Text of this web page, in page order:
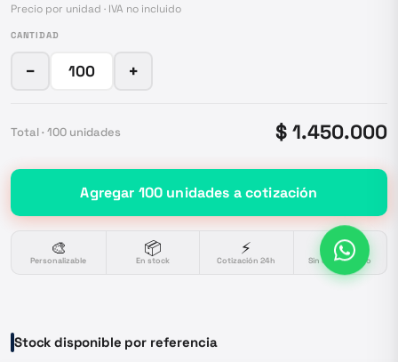
Precio por unidad · IVA no incluido
CANTIDAD
− +
Total · 100 unidades $ 1.450.000
Agregar 100 unidades a cotización
🎨
Personalizable
📦
En stock
⚡
Cotización 24h
🔒
Sin compromiso
Stock disponible por referencia